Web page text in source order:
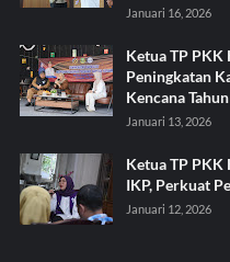
Januari 16, 2026
Ketua TP PKK
Peningkatan
Kencana
Januari 13, 2026
Ketua TP PKK
IKP, Perkuat
Januari 12, 2026